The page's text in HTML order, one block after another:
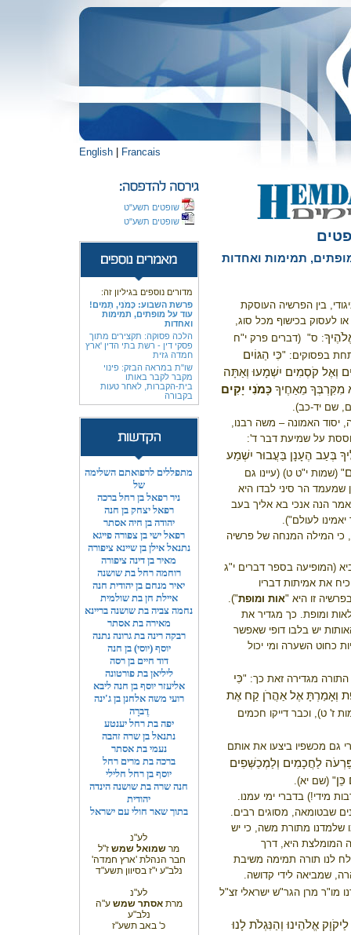
English Francais
תמימות ואחדות
בין הפרשיה העוסקת
לעסוק בכישוף מכל סוג,
: ס" (דברים פרק י"ח
בפסוקים: "כִּי הַגּוֹיִם
וְאֶל קֹסְמִים יִשְׁמָעוּ וְאַתָּה
מִקִּרְבְּךָ מֵאַחֶיךָ כָּמֹנִי יָקִים
שם יד-כב).
יסוד האמונה – משה רבנו,
על שמיעת דבר ד':
בְּעַב הֶעָנָן בַּעֲבוּר יִשְׁמַע
" (שמות י"ט ט) (עיינו גם
שמעמד הר סיני לבדו היא
הנה אנכי בא אליך בעב
לעולם").
כי המילה המנחה של פרשיה
(המופיעה בספר דברים י"ג
את אמיתות דבריו
זו היא "אות ומופת").
ומופת. כך מגדיר את
יש בלבו דופי שאפשר
כחוט השערה ומי יכול
התורה מגדירה זאת כך: "כִּי
וְאָמַרְתָּ אֶל אַהֲרֹן קַח אֶת
ז' ט), וכבר דייקו חכמים
גם מכשפיו ביצעו את אותם
לַחֲכָמִים וְלַמְכַשְּׁפִים
" (שם יא).
מידי!) בדברי ימי עמנו.
שבטומאה, מסוגים רבים.
שלמדנו מתורת משה, כי יש
המומלצת היא, דרך
לנו תורה תמימה משיבת
שמביאה לידי קדושה.
מו"ר מרן הגר"ש ישראלי זצ"ל
אֱלֹהֵינוּ וְהַנִּגְלֹת לָנוּ
שופטים תשע"ט
שופטים תשע"ט
מדורים נוספים בגיליון זה:
פרשת השבוע: כָּמֹנִי, תָּמִים!
עוד על מופתים, תמימות
ואחדות
הלכה פסוקה: תקצירים מתוך
פסקי דין - רשת בתי הדין 'ארץ
חמדה גזית
שו"ת במראה הבזק: פינוי
מקבר לקבר באותו
בית-הקברות, לאחר טעות
בקבורה
מתפללים לרפואתם השלימה
של
ניר רפאל בן רחל ברכה
רפאל יצחק בן חנה
יהודה בן חיה אסתר
רפאל ישי בן צפורה פייגא
נתנאל אילן בן שיינא ציפורה
מאיר בן דינה ציפורה
רוחמה רחל בת שושנה
יאיר מנחם בן יהודית חנה
איילת חן בת שולמית
נחמה צביה בת שושנה בריינא
מאירה בת אסתר
רבקה רינה בת גרונה נתנה
יוסף (יוסי) בן חנה
דוד חיים בן רסה
ליליאן בת פורטונה
אליעזר יוסף בן חנה ליבא
רועי משה אלחנן בן ג'ינה
דֶברָה
יפה בת רחל יענטע
נתנאל בן שרה זהבה
נעמי בת אסתר
ברכה בת מרים רחל
יוסף בן רחל חלילי
חנה שרה בת שושנה הינדה
יהודית
בתוך שאר חולי עם ישראל
לע"נ
מר שמואל שמש ז"ל
חבר הנהלת 'ארץ חמדה'
נלב"ע י"ז בסיוון תשע"ד
לע"נ
מרתאסתר שמש ע"ה
נלב"ע
כ' באב תשע"ז